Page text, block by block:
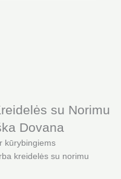
su Norimu
Dovana
kūrybingiems
kreidelės su norimu